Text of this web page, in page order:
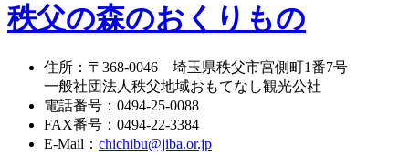
秩父の森のおくりもの
住所 ： 〒368-0046 埼玉県秩父市宮側町1番7号
一般社団法人秩父地域おもてなし観光公社
電話番号 ： 0494-25-0088
FAX番号 ： 0494-22-3384
E-Mail ： chichibu@jiba.or.jp